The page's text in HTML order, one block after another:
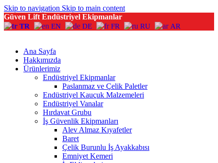
Skip to navigation Skip to main content
Güven Lift Endüstriyel Ekipmanlar
TR EN DE FR RU AR
Ana Sayfa
Hakkımızda
Ürünlerimiz
Endüstriyel Ekipmanlar
Paslanmaz ve Çelik Paletler
Endüstriyel Kauçuk Malzemeleri
Endüstriyel Vanalar
Hırdavat Grubu
İş Güvenlik Ekipmanları
Alev Almaz Kıyafetler
Baret
Çelik Burunlu İş Ayakkabısı
Emniyet Kemeri